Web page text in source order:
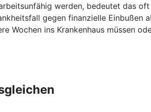
werden, bedeutet das
gegen finanzielle
Wochen ins Krankenhaus müssen